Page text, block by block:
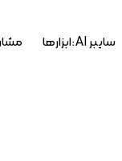
سایبر AI : ابزارها